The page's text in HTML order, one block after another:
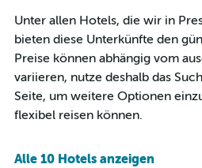
Diagramm
hat
X-
Achse,
die
die
Das
Unter allen Hotels, die wir in
bieten diese Unterkünfte den
Preise können abhängig vom
variieren, nutze deshalb das
Seite, um weitere Optionen
flexibel reisen können.
Alle 10 Hotels anzeigen